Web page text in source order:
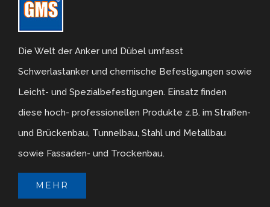
Die Welt der Anker und Dübel umfasst
Schwerlastanker und chemische Befestigungen sowie
Leicht- und Spezialbefestigungen. Einsatz finden
diese hoch- professionellen Produkte z.B. im Straßen-
und Brückenbau, Tunnelbau, Stahl und Metallbau
sowie Fassaden- und Trockenbau.
MEHR